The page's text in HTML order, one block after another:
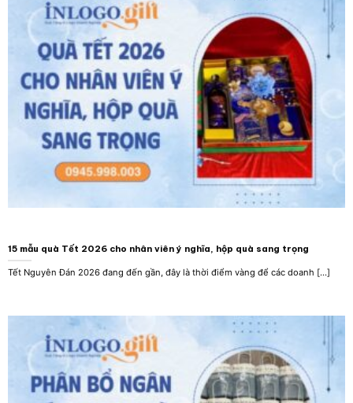
15 mẫu quà Tết 2026 cho nhân viên ý nghĩa, hộp quà sang trọng
Tết Nguyên Đán 2026 đang đến gần, đây là thời điểm vàng để các doanh [...]